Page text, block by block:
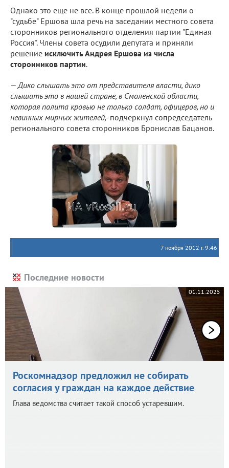
Однако это еще не все. В конце прошлой недели о
"судьбе" Ершова шла речь на заседании местного совета
сторонников регионального отделения партии "Единая
Россия". Члены совета осудили депутата и приняли
решение исключить Андрея Ершова из числа
сторонников партии.
— Дико слышать это от представителя власти, дико
слышать это в нашей стране, в Смоленской области,
которая полита кровью не только солдат, офицеров, но и
невинных мирных жителей,- подчеркнул сопредседатель
регионального совета сторонников Бронислав Бацанов.
7 ноября 2012 г. 9:46
Последние новости
01.11.2025
Роскомнадзор предложил не собирать
согласия у граждан на каждое действие
Глава ведомства считает такой способ устаревшим.